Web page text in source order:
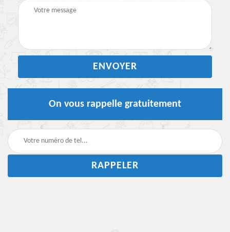
On vous rappelle gratuitement